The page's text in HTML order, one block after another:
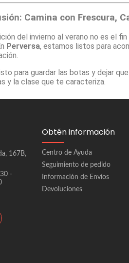
Camina con Frescura,
del invierno al verano no es el
Perversa, estamos listos para
para guardar las botas y dejar
y la clase que te caracteriza.
167B,
-
Obtén información
Centro de Ayuda
Seguimiento de pedido
Información de Envíos
Devoluciones